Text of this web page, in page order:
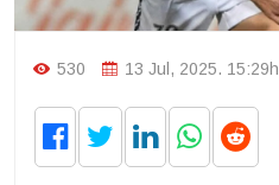
530 13 Jul, 2025. 15:29h